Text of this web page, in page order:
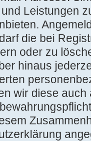
Leistungen
die bei
oder zu
hinaus
wir diese